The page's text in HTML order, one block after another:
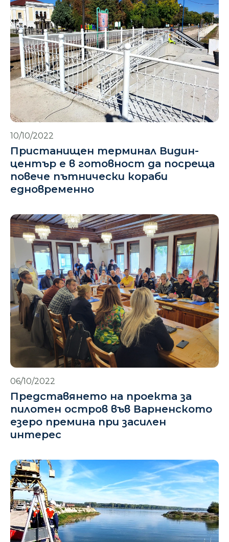
10/10/2022
Пристанищен терминал Видин-
център е в готовност да посреща
повече пътнически кораби
едновременно
06/10/2022
Представянето на проекта за
пилотен остров във Варненското
езеро премина при засилен
интерес